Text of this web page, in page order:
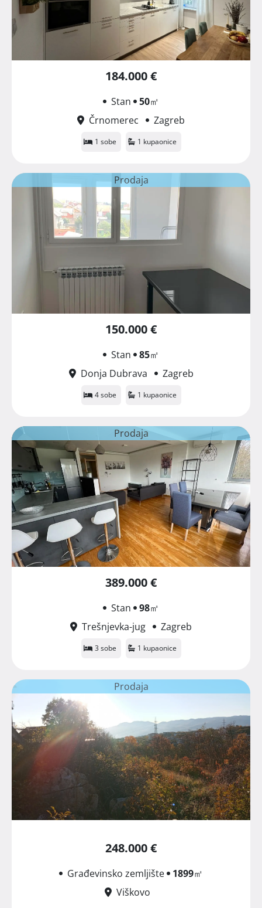
184.000 €
Stan 50㎡
Črnomerec
Zagreb
1 sobe 1 kupaonice
Prodaja
150.000 €
Stan 85㎡
Donja Dubrava
Zagreb
4 sobe 1 kupaonice
Prodaja
389.000 €
Stan 98㎡
Trešnjevka-jug
Zagreb
3 sobe 1 kupaonice
Prodaja
248.000 €
Građevinsko zemljište 1899㎡
Viškovo